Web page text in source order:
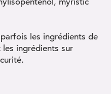
les ingrédients de
ingrédients sur